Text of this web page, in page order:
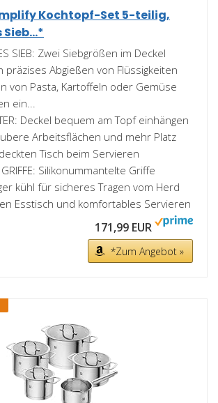
Kochtopf-Set 5-teilig,
SIEB: Zwei Siebgrößen im Deckel
präzises Abgießen von Flüssigkeiten
von Pasta, Kartoffeln oder Gemüse
ein...
Deckel bequem am Topf einhängen
Arbeitsflächen und mehr Platz
Tisch beim Servieren
GRIFFE: Silikonummantelte Griffe
kühl für sicheres Tragen vom Herd
Esstisch und komfortables Servieren
171,99 EUR
*Zum Angebot »